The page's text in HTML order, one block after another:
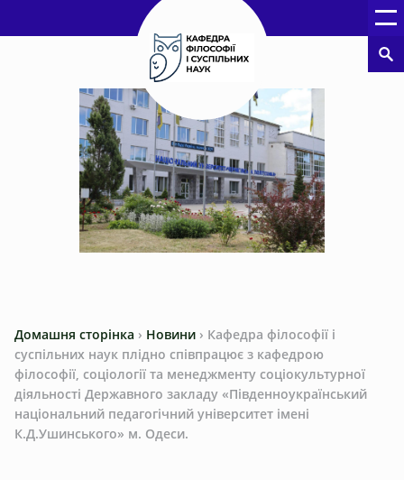
Домашня сторінка › Новини › Кафедра філософії і
суспільних наук плідно співпрацює з кафедрою
філософії, соціології та менеджменту соціокультурної
діяльності Державного закладу «Південноукраїнський
національний педагогічний університет імені
К.Д.Ушинського» м. Одеси.